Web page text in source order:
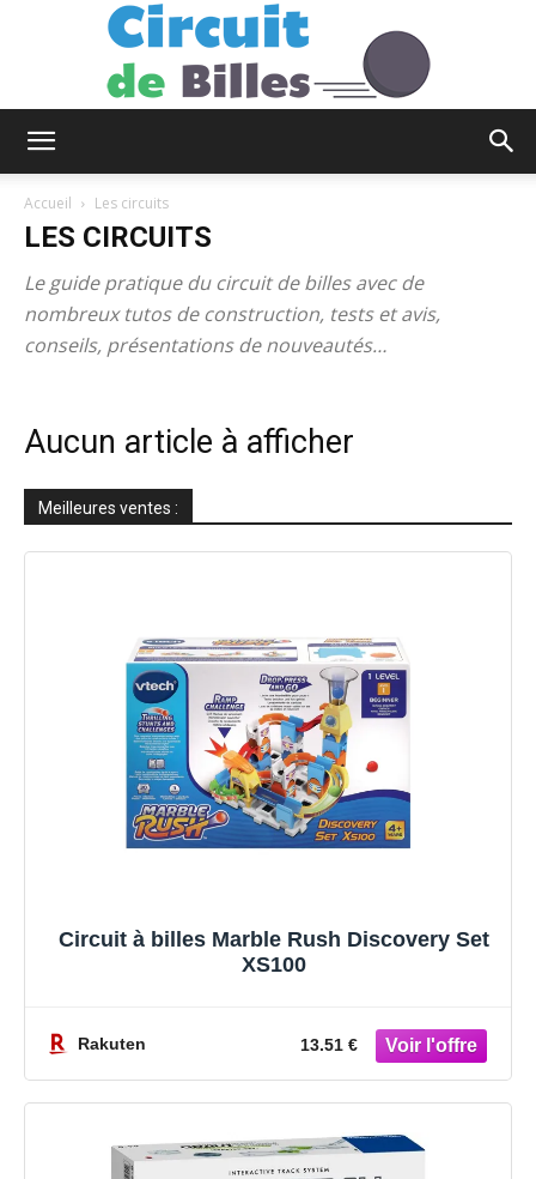
Accueil Les circuits
LES CIRCUITS
Le guide pratique du circuit de billes avec de
nombreux tutos de construction, tests et avis,
conseils, présentations de nouveautés…
Aucun article à afficher
Meilleures ventes :
Circuit à billes Marble Rush Discovery Set
XS100
Rakuten 13.51 €